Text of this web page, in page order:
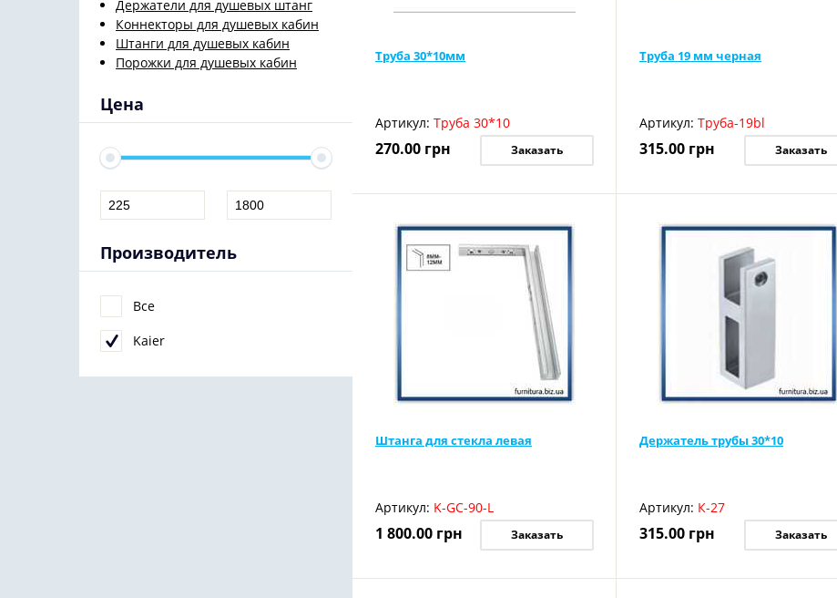
Держатели для душевых штанг
Коннекторы для душевых кабин
Штанги для душевых кабин
Порожки для душевых кабин
Цена
Производитель
Все
Kaier
Труба 30*10мм
Артикул: Труба 30*10
270.00 грн Заказать
Труба 19 мм черная
Артикул: Труба-19bl
315.00 грн Заказать
Штанга для стекла левая
Артикул: K-GC-90-L
1 800.00 грн Заказать
Держатель трубы 30*10
Артикул: К-27
315.00 грн Заказать